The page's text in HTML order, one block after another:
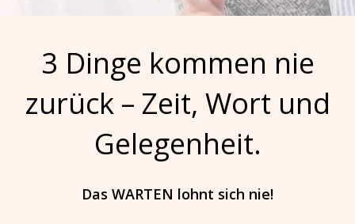
3 Dinge kommen nie
zurück – Zeit, Wort und
Gelegenheit.
Das WARTEN lohnt sich nie!